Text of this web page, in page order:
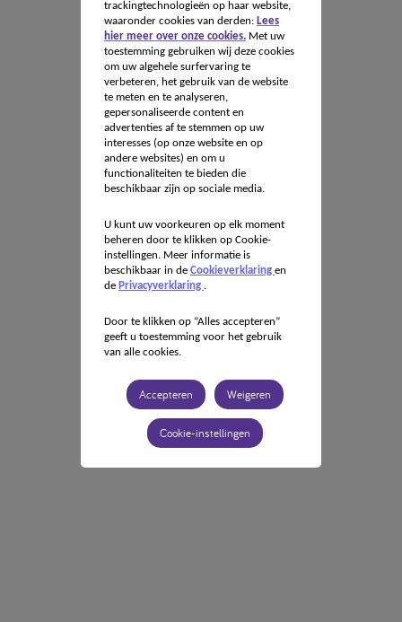
trackingtechnologieën op haar website,
waaronder cookies van derden: Lees
hier meer over onze cookies.Met uw
toestemming gebruiken wij deze cookies
om uw algehele surfervaring te
verbeteren, het gebruik van de website
te meten en te analyseren,
gepersonaliseerde content en
advertenties af te stemmen op uw
interesses (op onze website en op
andere websites) en om u
functionaliteiten te bieden die
beschikbaar zijn op sociale media.
U kunt uw voorkeuren op elk moment
beheren door te klikken op Cookie-
instellingen. Meer informatie is
beschikbaar in de Cookieverklaring en
de Privacyverklaring .
Door te klikken op “Alles accepteren”
geeft u toestemming voor het gebruik
van alle cookies.
Accepteren Weigeren
Cookie-instellingen